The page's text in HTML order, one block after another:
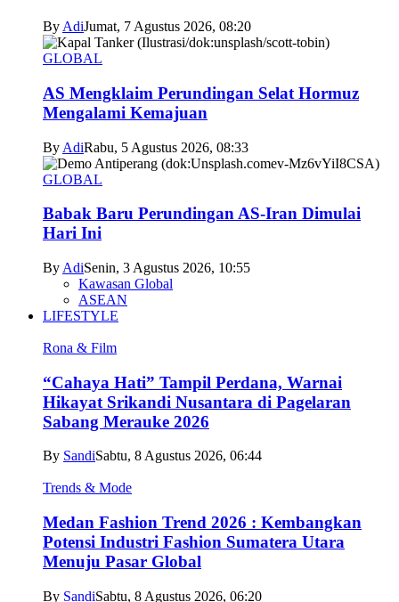
By AdiJumat, 7 Agustus 2026, 08:20
GLOBAL
AS Mengklaim Perundingan Selat Hormuz
Mengalami Kemajuan
By AdiRabu, 5 Agustus 2026, 08:33
GLOBAL
Babak Baru Perundingan AS-Iran Dimulai
Hari Ini
By AdiSenin, 3 Agustus 2026, 10:55
Kawasan Global
ASEAN
LIFESTYLE
Rona & Film
“Cahaya Hati” Tampil Perdana, Warnai
Hikayat Srikandi Nusantara di Pagelaran
Sabang Merauke 2026
By SandiSabtu, 8 Agustus 2026, 06:44
Trends & Mode
Medan Fashion Trend 2026 : Kembangkan
Potensi Industri Fashion Sumatera Utara
Menuju Pasar Global
By SandiSabtu, 8 Agustus 2026, 06:20